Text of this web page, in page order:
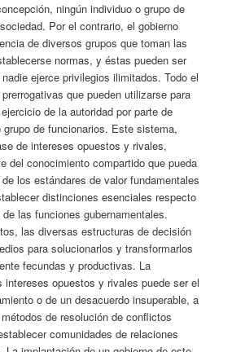
ningún individuo o grupo de
Por el contrario, el gobierno
de diversos grupos que toman las
normas, y éstas pueden ser
ejerce privilegios ilimitados. Todo el
que pueden utilizarse para
de la autoridad por parte de
de funcionarios. Este sistema,
de intereses opuestos y rivales,
del conocimiento compartido que pueda
los estándares de valor fundamentales
distinciones esenciales respecto
las funciones gubernamentales.
las diversas estructuras de decisión
para solucionarlos y transformarlos
fecundas y productivas. La
intereses opuestos y rivales puede ser el
o de un desacuerdo insuperable, a
de resolución de conflictos
comunidades de relaciones